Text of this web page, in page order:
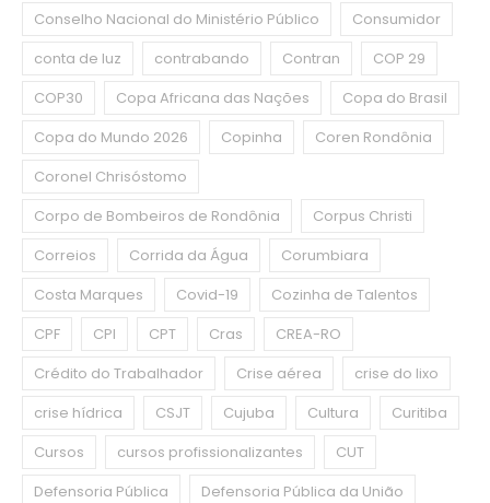
Conselho Nacional do Ministério Público
Consumidor
conta de luz
contrabando Contran
COP 29
COP30
Copa Africana das Nações
Copa do Brasil
Copa do Mundo 2026
Copinha
Coren Rondônia
Coronel Chrisóstomo
Corpo de Bombeiros de Rondônia
Corpus Christi
Correios
Corrida da Água
Corumbiara
Costa Marques
Covid-19
Cozinha de Talentos
CPF
CPI CPT Cras
CREA-RO
Crédito do Trabalhador
Crise aérea
crise do lixo
crise hídrica
CSJT Cujuba Cultura
Curitiba
Cursos
cursos profissionalizantes
CUT
Defensoria Pública
Defensoria Pública da União